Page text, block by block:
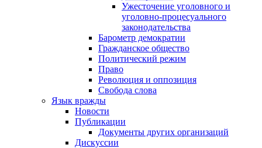
Ужесточение уголовного и
уголовно-процесуального
законодательства
Барометр демократии
Гражданское общество
Политический режим
Право
Революция и оппозиция
Свобода слова
Язык вражды
Новости
Публикации
Документы других организаций
Дискуссии